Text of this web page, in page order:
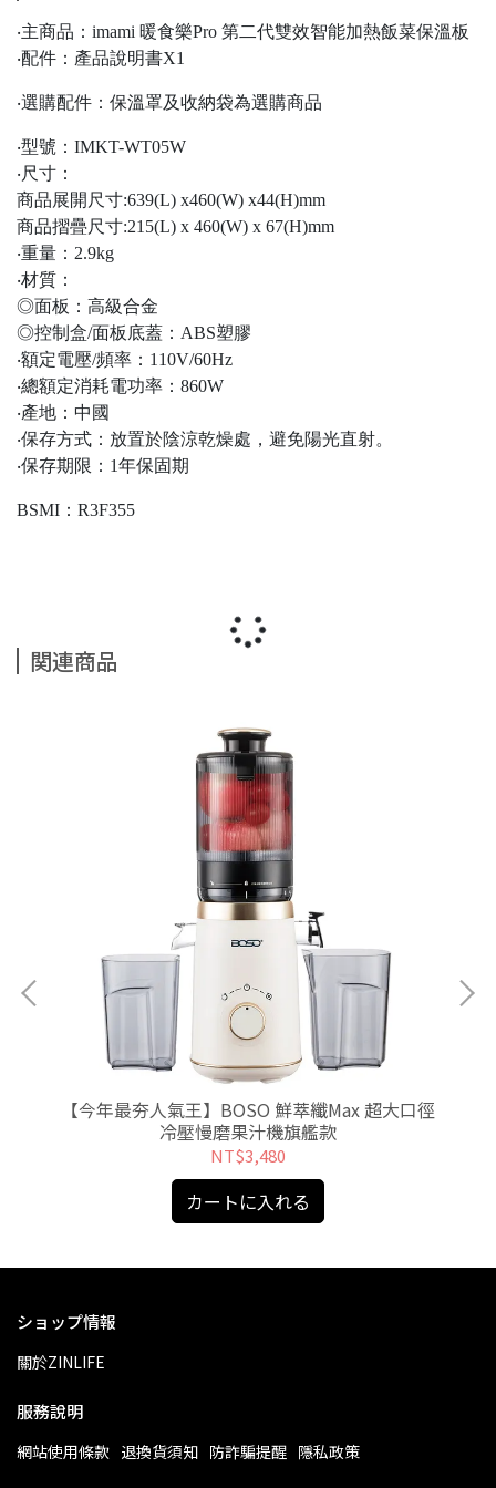
‧主商品：imami 暖食樂Pro 第二代雙效智能加熱飯菜保溫板
‧配件：產品說明書X1
‧選購配件：保溫罩及收納袋為選購商品
‧型號：IMKT-WT05W
‧尺寸：
商品展開尺寸:639(L) x460(W) x44(H)mm
商品摺疊尺寸:215(L) x 460(W) x 67(H)mm
‧重量：2.9kg
‧材質：
◎面板：高級合金
◎控制盒/面板底蓋：ABS塑膠
‧額定電壓/頻率：110V/60Hz
‧總額定消耗電功率：860W
‧產地：中國
‧保存方式：放置於陰涼乾燥處，避免陽光直射。
‧保存期限：1年保固期
BSMI：R3F355
関連商品
【今年最夯人氣王】BOSO 鮮萃纖Max 超大口徑
冷壓慢磨果汁機旗艦款
NT$3,480
カートに入れる
ショップ情報
關於ZINLIFE
服務說明
網站使用條款 退換貨須知 防詐騙提醒 隱私政策